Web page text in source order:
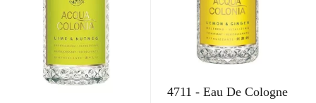
4711 - Eau De Cologne